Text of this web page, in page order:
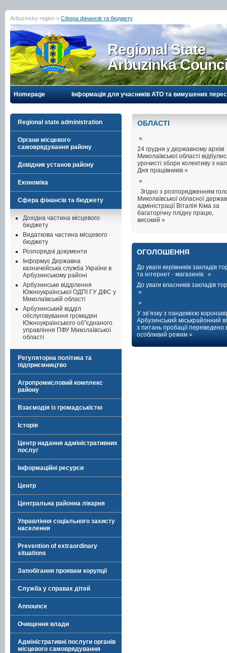
Arbuzinsky region » Сфера фінансів та бюджету
Regional State
Arbuzinka
Homepage Інформація для учасників АТО та вимушених
Regional state administration
Органи місцевого
самоврядування району
Довідник установ району
Економіка
Сфера фінансів та бюджету
Дохідна частина місцевого
бюджету
Видаткова частина місцевого
бюджету
Розпорядчі документи
Інформує Державна
казначейська служба України в
Арбузинському районі
Арбузинське відділення
Южноукраїнської ОДПІ ГУ ДФС у
Миколаївській області
Арбузинський відділ
обслуговування громадян
Южноукраїнського об"єднаного
управління ПФУ Миколаївської
області
Регуляторна політика та
підприємництво
Агропромисловий комплекс
району
Взаємодія із громадськістю
Історія
Центр надання адміністративних
послуг
Інформаційні ресурси
Центр
Центральна районна лікарня
Управління соціального захисту
населення
Prevention of extraordinary
situations
Запобігання проявам корупції
Служба у справах дітей
Announce
Очищення влади
Адміністративні послуги органів
місцевого самоврядування
ОБЛАСТI
»
24 грудня у державному архіві
Миколаївської області
урочисті збори колективу з
Дня працівників »
»
Згідно з розпорядженням
Миколаївської обласної
адміністрації Віталія Кіма за
багаторічну плідну працю,
високий »
ОГОЛОШЕННЯ
До уваги керівників закладів
та інтернет - магазинів. »
До уваги власників закладів
»
»
У зв’язку з пандемією
Арбузинський міськрайонний
з питань пробації переведено
особливий режим »